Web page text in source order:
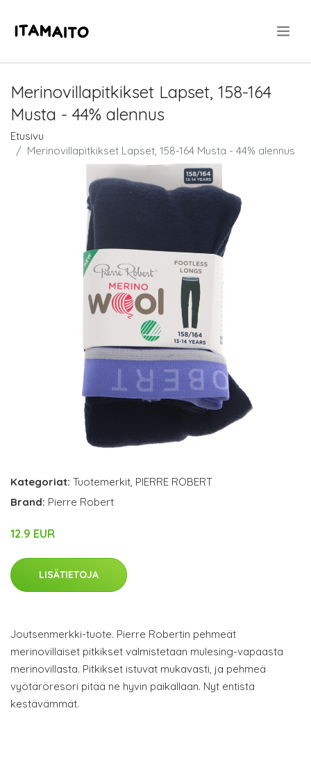
Merinovillapitkikset Lapset, 158-164
Musta - 44% alennus
Etusivu
Merinovillapitkikset Lapset, 158-164 Musta - 44% alennus
Kategoriat: Tuotemerkit, PIERRE ROBERT
Brand: Pierre Robert
12.9 EUR
LISÄTIETOJA
Joutsenmerkki-tuote. Pierre Robertin pehmeät
merinovillaiset pitkikset valmistetaan mulesing-vapaasta
merinovillasta. Pitkikset istuvat mukavasti, ja pehmeä
vyötäröresori pitää ne hyvin paikallaan. Nyt entistä
kestävämmät.